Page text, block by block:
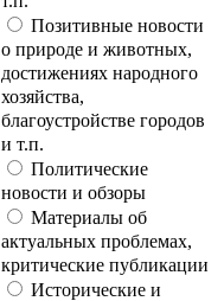
Позитивные новости
о природе и животных,
достижениях народного
хозяйства,
благоустройстве городов
и т.п.
Политические
новости и обзоры
Материалы об
актуальных проблемах,
критические публикации
Исторические и